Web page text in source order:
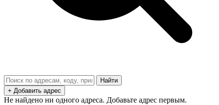
Найти
+ Добавить адрес
Не найдено ни одного адреса. Добавьте адрес первым.